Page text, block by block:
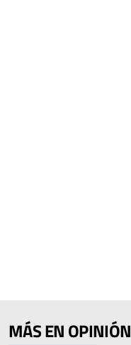
MÁS EN OPINIÓN